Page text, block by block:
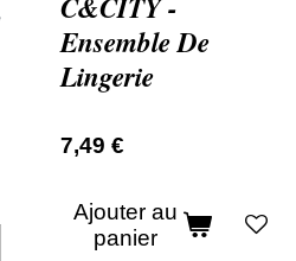
Ensemble De
Lingerie
7,49 €
Ajouter au
panier